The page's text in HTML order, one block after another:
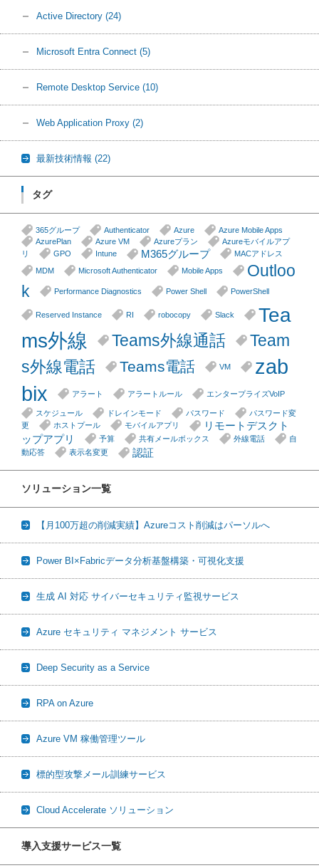
Active Directory (24)
Microsoft Entra Connect (5)
Remote Desktop Service (10)
Web Application Proxy (2)
最新技術情報 (22)
タグ
365グループ Authenticator Azure
Azure Mobile Apps
AzurePlan
Azure VM Azureプラン
Azureモバイルアプ
リ
GPO Intune M365グループ
MACアドレス
MDM
Microsoft Authenticator Mobile Apps
Outloo
k
Performance Diagnostics Power Shell PowerShell
Reserved Instance RI robocopy Slack
Tea
ms外線
Teams外線通話
Team
s外線電話
Teams電話 VM
zab
bix
アラート アラートルール エンタープライズVoIP
スケジュール ドレインモード パスワード
パスワード変
更
ホストプール モバイルアプリ
リモートデスクト
ップアプリ
予算 共有メールボックス 外線電話
自
動応答
表示名変更 認証
ソリューション一覧
【月100万超の削減実績】Azureコスト削減はパーソルへ
Power BI×Fabricデータ分析基盤構築・可視化支援
生成 AI 対応 サイバーセキュリティ監視サービス
Azure セキュリティ マネジメント サービス
Deep Security as a Service
RPA on Azure
Azure VM 稼働管理ツール
標的型攻撃メール訓練サービス
Cloud Accelerate ソリューション
導入支援サービス一覧